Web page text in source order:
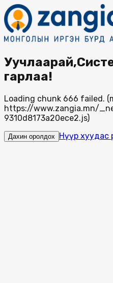
гарлаа!
Loading chunk 666 failed.
https://www.zangia.mn/
9310d8173a20ece2.js)
Дахин оролдох Нүүр хуудас